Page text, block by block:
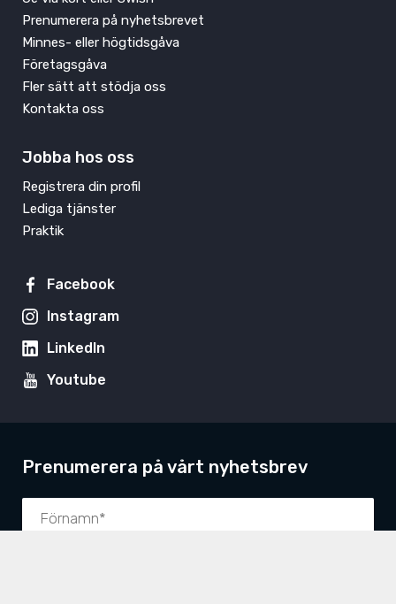
Prenumerera på nyhetsbrevet
Minnes- eller högtidsgåva
Företagsgåva
Fler sätt att stödja oss
Kontakta oss
Jobba hos oss
Registrera din profil
Lediga tjänster
Praktik
Facebook
Instagram
LinkedIn
Youtube
Prenumerera på vårt nyhetsbrev